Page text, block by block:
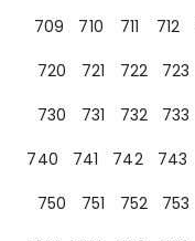
709
710 711 712
720
721 722 723
730
731 732 733
740
741 742 743
750
751 752 753